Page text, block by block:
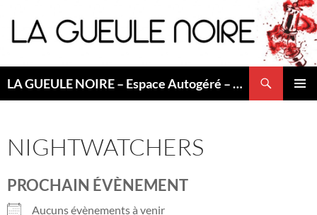
au
contenu
LA GUEULE NOIRE – Espace Autogéré – Saint Etienne
NIGHTWATCHERS
PROCHAIN ÉVÈNEMENT
Aucuns évènements à venir